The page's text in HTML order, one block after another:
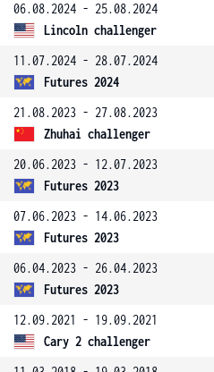
06.08.2024 - 25.08.2024
Lincoln challenger
11.07.2024 - 28.07.2024
Futures 2024
21.08.2023 - 27.08.2023
Zhuhai challenger
20.06.2023 - 12.07.2023
Futures 2023
07.06.2023 - 14.06.2023
Futures 2023
06.04.2023 - 26.04.2023
Futures 2023
12.09.2021 - 19.09.2021
Cary 2 challenger